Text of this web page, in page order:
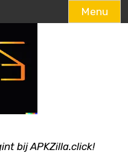
Menu
bij APKZilla.click!